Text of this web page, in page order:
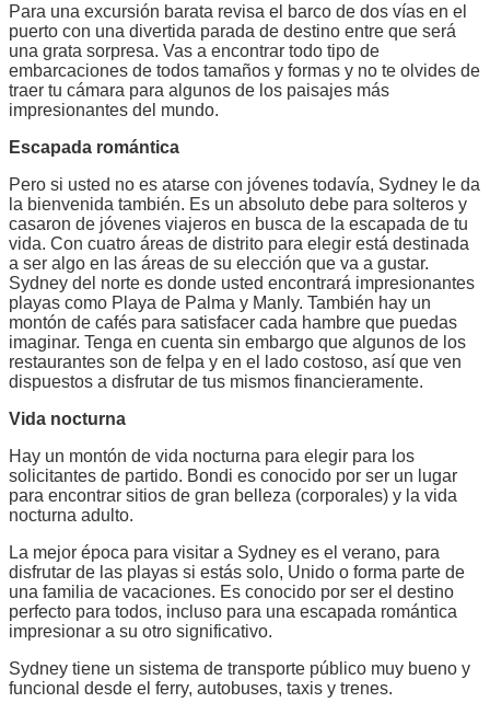
Para una excursión barata revisa el barco de dos vías en el
puerto con una divertida parada de destino entre que será
una grata sorpresa. Vas a encontrar todo tipo de
embarcaciones de todos tamaños y formas y no te olvides de
traer tu cámara para algunos de los paisajes más
impresionantes del mundo.
Escapada romántica
Pero si usted no es atarse con jóvenes todavía, Sydney le da
la bienvenida también. Es un absoluto debe para solteros y
casaron de jóvenes viajeros en busca de la escapada de tu
vida. Con cuatro áreas de distrito para elegir está destinada
a ser algo en las áreas de su elección que va a gustar.
Sydney del norte es donde usted encontrará impresionantes
playas como Playa de Palma y Manly. También hay un
montón de cafés para satisfacer cada hambre que puedas
imaginar. Tenga en cuenta sin embargo que algunos de los
restaurantes son de felpa y en el lado costoso, así que ven
dispuestos a disfrutar de tus mismos financieramente.
Vida nocturna
Hay un montón de vida nocturna para elegir para los
solicitantes de partido. Bondi es conocido por ser un lugar
para encontrar sitios de gran belleza (corporales) y la vida
nocturna adulto.
La mejor época para visitar a Sydney es el verano, para
disfrutar de las playas si estás solo, Unido o forma parte de
una familia de vacaciones. Es conocido por ser el destino
perfecto para todos, incluso para una escapada romántica
impresionar a su otro significativo.
Sydney tiene un sistema de transporte público muy bueno y
funcional desde el ferry, autobuses, taxis y trenes.